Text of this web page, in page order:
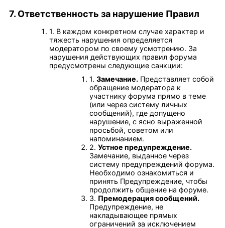
7. Ответственность за нарушение Правил
1. В каждом конкретном случае характер и
тяжесть нарушения определяется
модератором по своему усмотрению. За
нарушения действующих правил форума
предусмотрены следующие санкции:
1. Замечание. Представляет собой
обращение модератора к
участнику форума прямо в теме
(или через систему личных
сообщений), где допущено
нарушение, с ясно выраженной
просьбой, советом или
напоминанием.
2. Устное предупреждение.
Замечание, выданное через
систему предупреждений форума.
Необходимо ознакомиться и
принять Предупреждение, чтобы
продолжить общение на форуме.
3. Премодерация сообщений.
Предупреждение, не
накладывающее прямых
ограничений за исключением